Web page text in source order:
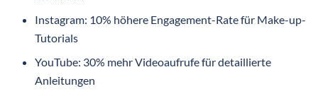
Instagram: 10% höhere Engagement-Rate für Make-up-
Tutorials
YouTube: 30% mehr Videoaufrufe für detaillierte
Anleitungen